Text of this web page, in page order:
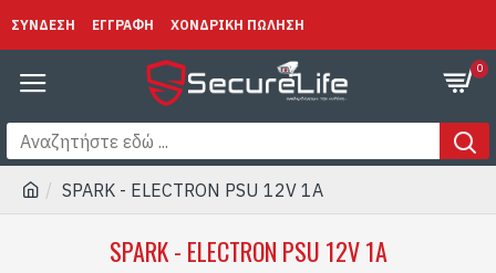
ΣΥΝΔΕΣΗ ΕΓΓΡΑΦΗ ΧΟΝΔΡΙΚΗ ΠΩΛΗΣΗ
0
SPARK - ELECTRON PSU 12V 1A
SPARK - ELECTRON PSU 12V 1A